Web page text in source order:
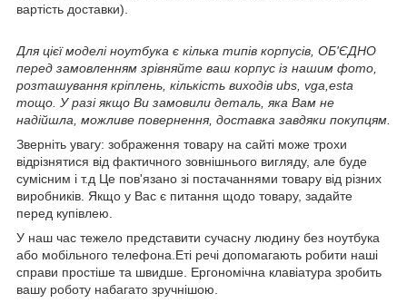
вартість доставки).
Для цієї моделі ноутбука є кілька типів корпусів, ОБ'ЄДНО
перед замовленням зрівняйте ваш корпус із нашим фото,
розташування кріплень, кількість виходів ubs, vga,esta
тощо. У разі якщо Ви замовили деталь, яка Вам не
надійшла, можливе повернення, доставка завдяки покупцям.
Зверніть увагу: зображення товару на сайті може трохи
відрізнятися від фактичного зовнішнього вигляду, але буде
сумісним і т.д Це пов'язано зі постачаннями товару від різних
виробників. Якщо у Вас є питання щодо товару, задайте
перед купівлею.
У наш час тежело представити сучасну людину без ноутбука
або мобільного телефона.Еті речі допомагають робити наші
справи простіше та швидше. Ергономічна клавіатура зробить
вашу роботу набагато зручнішою.